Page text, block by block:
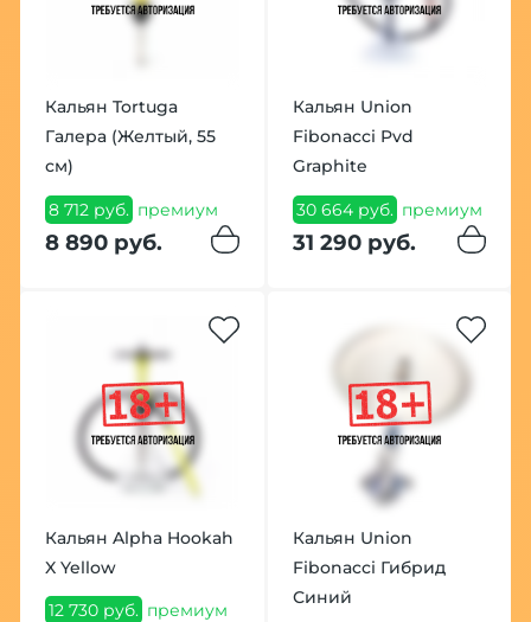
Кальян Tortuga
Галера (Желтый, 55
см)
8 712 руб. премиум
8 890 руб.
Кальян Union
Fibonacci Pvd
Graphite
30 664 руб. премиум
31 290 руб.
Кальян Alpha Hookah
X Yellow
12 730 руб. премиум
Кальян Union
Fibonacci Гибрид
Синий